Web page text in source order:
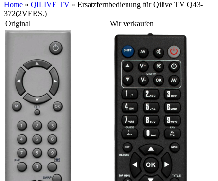
Home » QILIVE TV » Ersatzfernbedienung für Qilive TV Q43-
372(2VERS.)
Original
Wir verkaufen